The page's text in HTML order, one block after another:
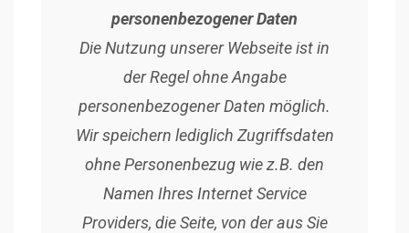
personenbezogener Daten
Die Nutzung unserer Webseite ist in
der Regel ohne Angabe
personenbezogener Daten möglich.
Wir speichern lediglich Zugriffsdaten
ohne Personenbezug wie z.B. den
Namen Ihres Internet Service
Providers, die Seite, von der aus Sie